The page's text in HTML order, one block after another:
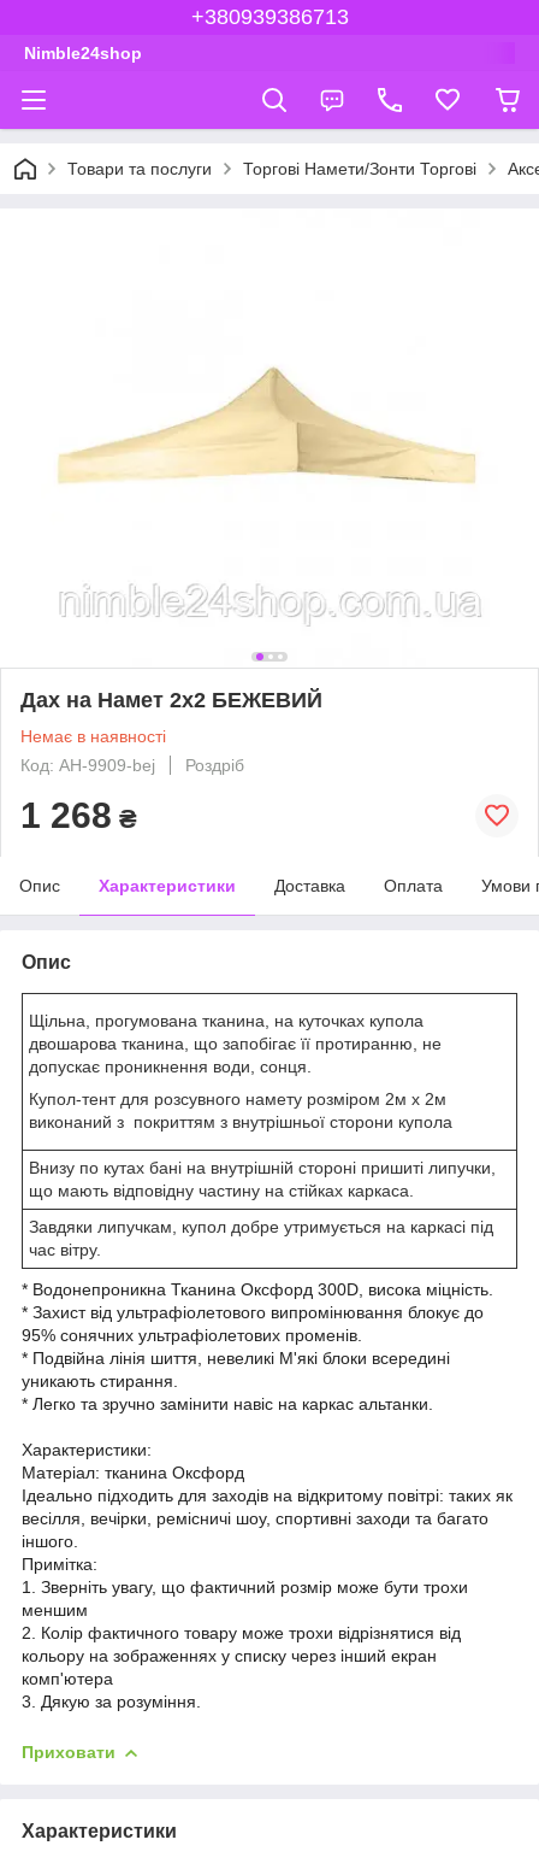
+380939386713
Nimble24shop
Товари та послуги Торгові Намети/Зонти Торгові
Дах на Намет 2х2 БЕЖЕВИЙ
Немає в наявності
Код: AH-9909-bej
Роздріб
1 268 ₴
Опис Характеристики Доставка Оплата Умови
Опис
Щільна, прогумована тканина, на куточках купола
двошарова тканина, що запобігає її протиранню, не
допускає проникнення води, сонця.
Купол-тент для розсувного намету розміром 2м х 2м
виконаний з покриттям з внутрішньої сторони купола
Внизу по кутах бані на внутрішній стороні пришиті липучки,
що мають відповідну частину на стійках каркаса.
Завдяки липучкам, купол добре утримується на каркасі під
час вітру.
* Водонепроникна Тканина Оксфорд 300D, висока міцність.
* Захист від ультрафіолетового випромінювання блокує до
95% сонячних ультрафіолетових променів.
* Подвійна лінія шиття, невеликі М'які блоки всередині
уникають стирання.
* Легко та зручно замінити навіс на каркас альтанки.
Характеристики:
Матеріал: тканина Оксфорд
Ідеально підходить для заходів на відкритому повітрі: таких як
весілля, вечірки, ремісничі шоу, спортивні заходи та багато
іншого.
Примітка:
1. Зверніть увагу, що фактичний розмір може бути трохи
меншим
2. Колір фактичного товару може трохи відрізнятися від
кольору на зображеннях у списку через інший екран
комп'ютера
3. Дякую за розуміння.
Приховати
Характеристики